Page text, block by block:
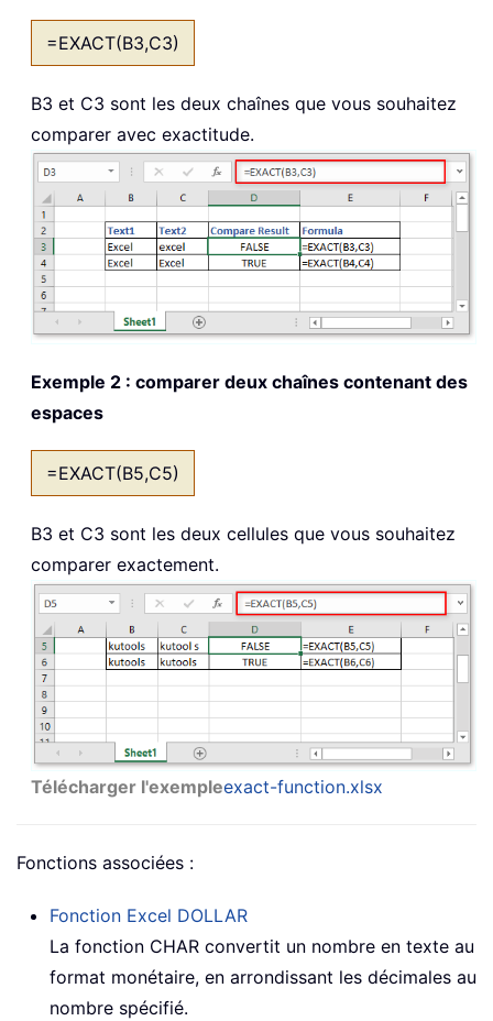
=EXACT(B3,C3)
B3 et C3 sont les deux chaînes que vous souhaitez
comparer avec exactitude.
Exemple 2 : comparer deux chaînes contenant des
espaces
=EXACT(B5,C5)
B3 et C3 sont les deux cellules que vous souhaitez
comparer exactement.
Télécharger l'exempleexact-function.xlsx
Fonctions associées :
Fonction Excel DOLLAR
La fonction CHAR convertit un nombre en texte au
format monétaire, en arrondissant les décimales au
nombre spécifié.